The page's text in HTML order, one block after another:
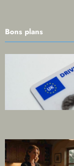
Bons plans